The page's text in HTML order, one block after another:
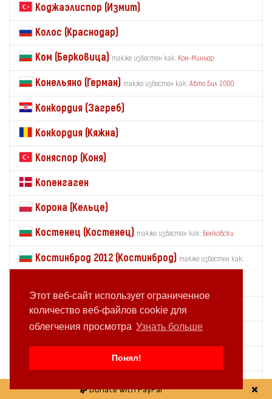
Этот веб-сайт использует ограниченное
количество веб-файлов cookie для
облегчения просмотра Узнать больше
Понял!
Коджаэлиспор (Измит)
Колос (Краснодар)
Ком (Берковица) также известен как: Ком-Миньор
Конельяно (Герман) также известен как:Авто Бил 2000
Конкордия (Загреб)
Конкордия (Кяжна)
Коняспор (Коня)
Копенгаген
Корона (Кельце)
Костенец (Костенец) также известен как: Бенковски
Костинброд 2012 (Костинброд) также известен как:
Кошице
Краковия (Краков)
Красава ЕНИ (Ипсонас)
Donate with PayPal